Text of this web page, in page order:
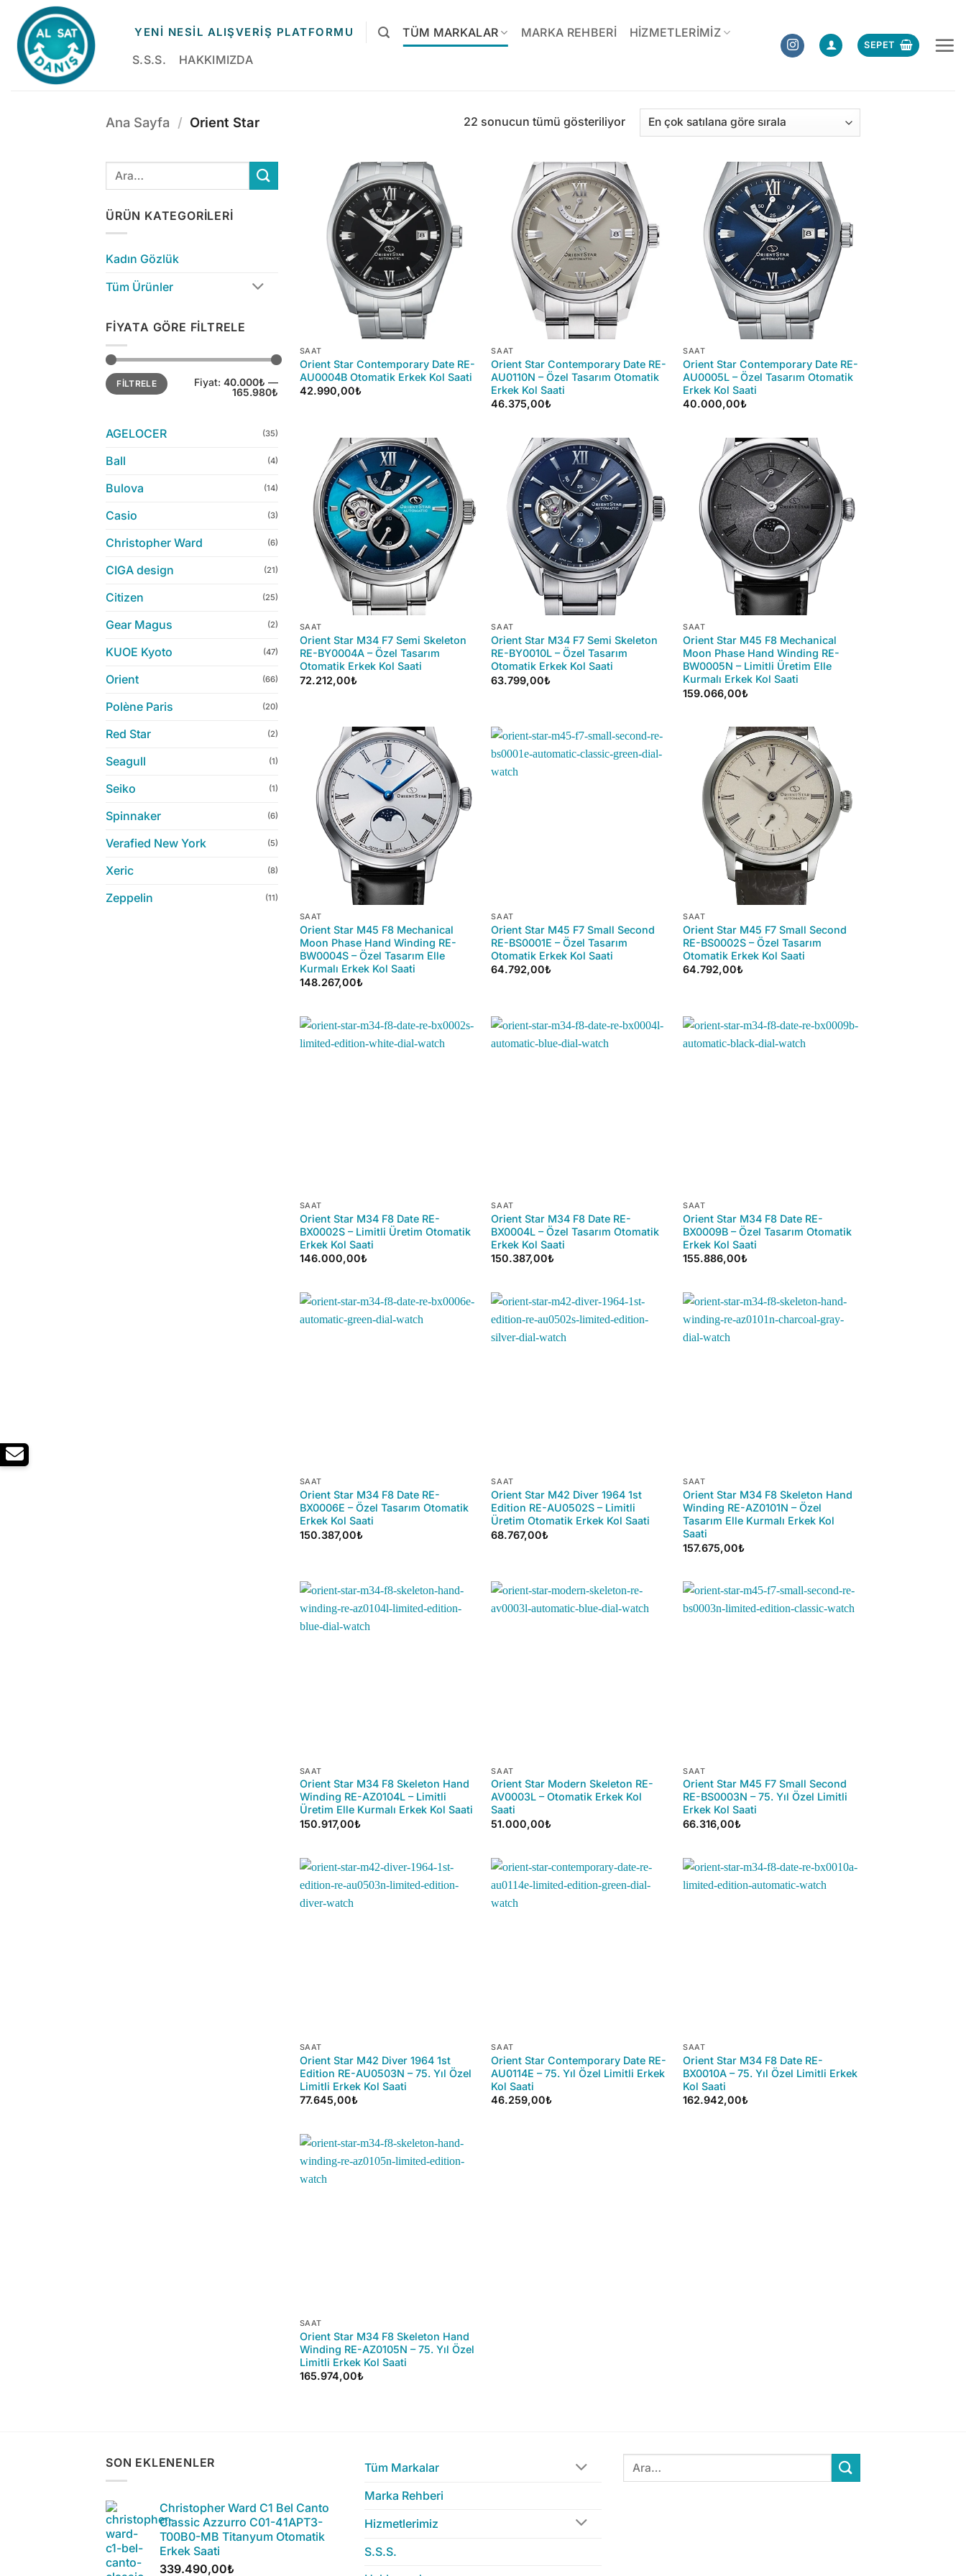
İçeriğe
YENİ NESİL ALIŞVERİŞ PLATFORMU TÜM MARKALAR MARKA REHBERI
HIZMETLERIMIZ
S.S.S.
HAKKIMIZDA
SEPET
Ana Sayfa / Orient Star 22 sonucun tümü gösteriliyorPopülerliğe
göre
ÜRÜN KATEGORILERI
Kadın Gözlük
Tüm Ürünler
FIYATA GÖRE FILTRELE
En
düşük
fiyat
En
yüksek
fiyat
FILTRELE Fiyat: 40.000₺ —
165.980₺
AGELOCER (35)
Ball (4)
Bulova (14)
Casio (3)
Christopher Ward (6)
CIGA design (21)
Citizen (25)
Gear Magus (2)
KUOE Kyoto (47)
Orient (66)
Polène Paris (20)
Red Star (2)
Seagull (1)
Seiko (1)
Spinnaker (6)
Verafied New York (5)
Xeric (8)
Zeppelin (11)
SAAT
Orient Star Contemporary Date RE-
AU0004B Otomatik Erkek Kol Saati
42.990,00₺
SAAT
Orient Star Contemporary Date RE-
AU0110N – Özel Tasarım Otomatik
Erkek Kol Saati
46.375,00₺
SAAT
Orient Star Contemporary Date RE-
AU0005L – Özel Tasarım Otomatik
Erkek Kol Saati
40.000,00₺
SAAT
Orient Star M34 F7 Semi Skeleton
RE-BY0004A – Özel Tasarım
Otomatik Erkek Kol Saati
72.212,00₺
SAAT
Orient Star M34 F7 Semi Skeleton
RE-BY0010L – Özel Tasarım
Otomatik Erkek Kol Saati
63.799,00₺
SAAT
Orient Star M45 F8 Mechanical
Moon Phase Hand Winding RE-
BW0005N – Limitli Üretim Elle
Kurmalı Erkek Kol Saati
159.066,00₺
SAAT
Orient Star M45 F8 Mechanical
Moon Phase Hand Winding RE-
BW0004S – Özel Tasarım Elle
Kurmalı Erkek Kol Saati
148.267,00₺
SAAT
Orient Star M45 F7 Small Second
RE-BS0001E – Özel Tasarım
Otomatik Erkek Kol Saati
64.792,00₺
SAAT
Orient Star M45 F7 Small Second
RE-BS0002S – Özel Tasarım
Otomatik Erkek Kol Saati
64.792,00₺
SAAT
Orient Star M34 F8 Date RE-
BX0002S – Limitli Üretim Otomatik
Erkek Kol Saati
146.000,00₺
SAAT
Orient Star M34 F8 Date RE-
BX0004L – Özel Tasarım Otomatik
Erkek Kol Saati
150.387,00₺
SAAT
Orient Star M34 F8 Date RE-
BX0009B – Özel Tasarım Otomatik
Erkek Kol Saati
155.886,00₺
SAAT
Orient Star M34 F8 Date RE-
BX0006E – Özel Tasarım Otomatik
Erkek Kol Saati
150.387,00₺
SAAT
Orient Star M42 Diver 1964 1st
Edition RE-AU0502S – Limitli
Üretim Otomatik Erkek Kol Saati
68.767,00₺
SAAT
Orient Star M34 F8 Skeleton Hand
Winding RE-AZ0101N – Özel
Tasarım Elle Kurmalı Erkek Kol
Saati
157.675,00₺
SAAT
Orient Star M34 F8 Skeleton Hand
Winding RE-AZ0104L – Limitli
Üretim Elle Kurmalı Erkek Kol Saati
150.917,00₺
SAAT
Orient Star Modern Skeleton RE-
AV0003L – Otomatik Erkek Kol
Saati
51.000,00₺
SAAT
Orient Star M45 F7 Small Second
RE-BS0003N – 75. Yıl Özel Limitli
Erkek Kol Saati
66.316,00₺
SAAT
Orient Star M42 Diver 1964 1st
Edition RE-AU0503N – 75. Yıl Özel
Limitli Erkek Kol Saati
77.645,00₺
SAAT
Orient Star Contemporary Date RE-
AU0114E – 75. Yıl Özel Limitli Erkek
Kol Saati
46.259,00₺
SAAT
Orient Star M34 F8 Date RE-
BX0010A – 75. Yıl Özel Limitli Erkek
Kol Saati
162.942,00₺
SAAT
Orient Star M34 F8 Skeleton Hand
Winding RE-AZ0105N – 75. Yıl Özel
Limitli Erkek Kol Saati
165.974,00₺
SON EKLENENLER
Christopher Ward C1 Bel Canto
Classic Azzurro C01-41APT3-
T00B0-MB Titanyum Otomatik
Erkek Saati
339.490,00₺
Tüm Markalar
Marka Rehberi
Hizmetlerimiz
S.S.S.
Ara: